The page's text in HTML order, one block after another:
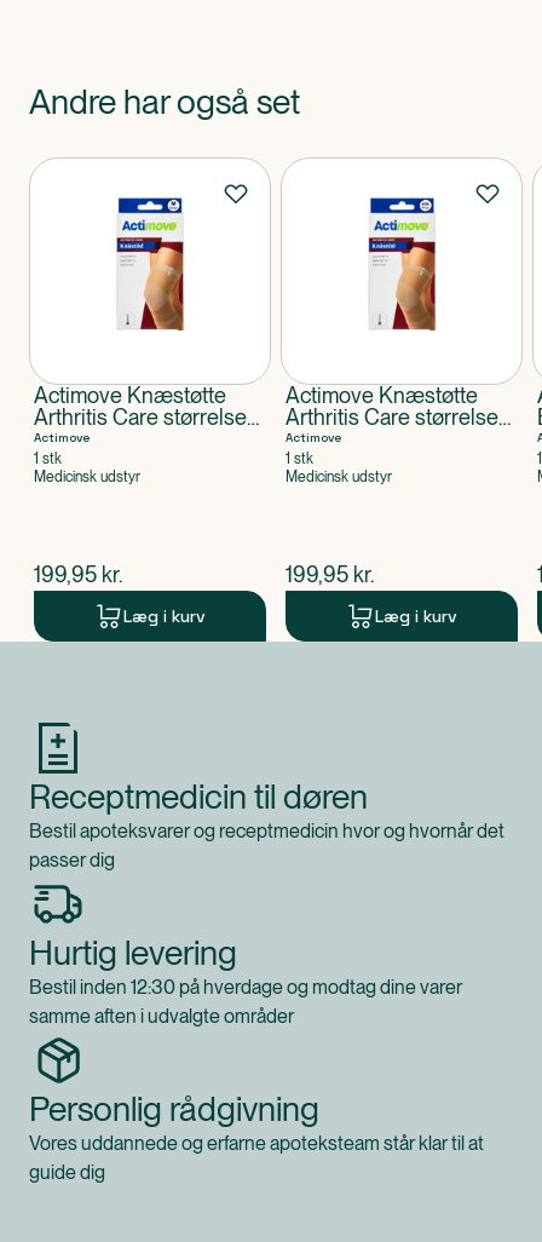
Andre har også set
Produkter
Actimove Knæstøtte
Arthritis Care størrelse
M
Actimove
1 stk
Medicinsk udstyr
$nuværende pris
199,95 kr.
Læg i kurv
Actimove Knæstøtte
Arthritis Care størrelse
XXL
Actimove
1 stk
Medicinsk udstyr
$nuværende pris
199,95 kr.
Læg i kurv
Receptmedicin til døren
Bestil apoteksvarer og receptmedicin hvor og hvornår det
passer dig
Hurtig levering
Bestil inden 12:30 på hverdage og modtag dine varer
samme aften i udvalgte områder
Personlig rådgivning
Vores uddannede og erfarne apoteksteam står klar til at
guide dig